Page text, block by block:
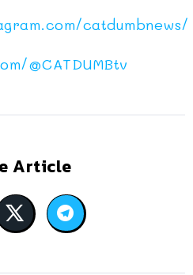
catdumbnews/
@CATDUMBtv
Article